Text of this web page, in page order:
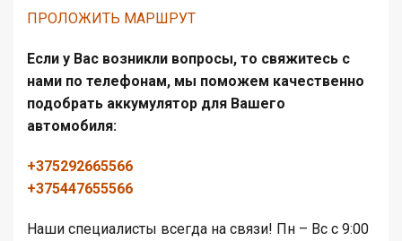
ПРОЛОЖИТЬ МАРШРУТ
Если у Вас возникли вопросы, то свяжитесь с
нами по телефонам, мы поможем качественно
подобрать аккумулятор для Вашего
автомобиля:
+375292665566
+375447655566
Наши специалисты всегда на связи! Пн – Вс с 9:00